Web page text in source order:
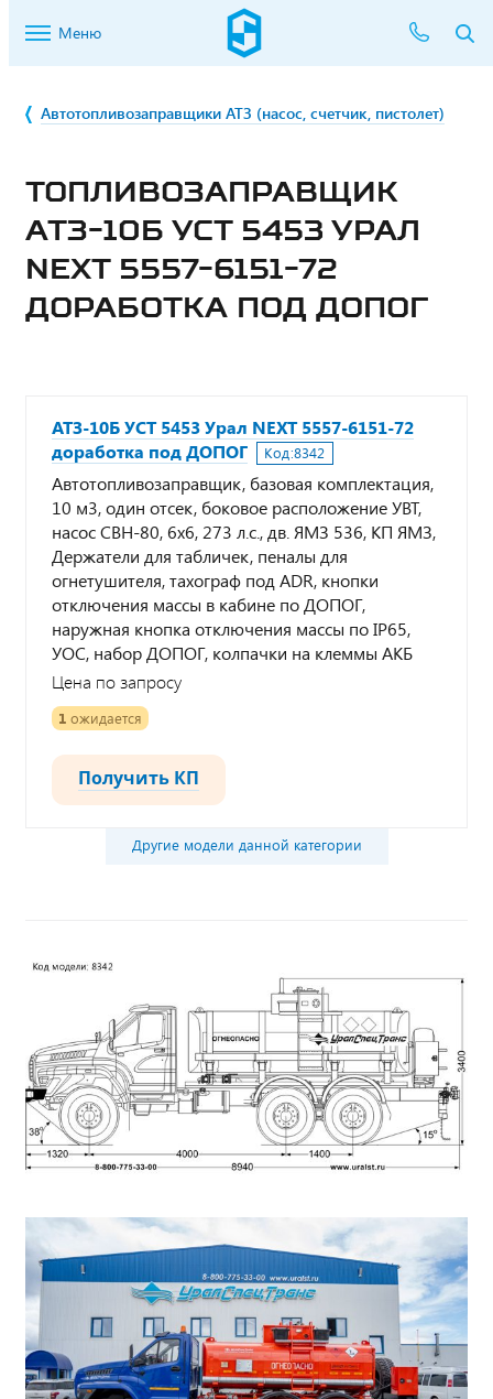
Меню
Автотопливозаправщики АТЗ (насос, счетчик, пистолет)
ТОПЛИВОЗАПРАВЩИК
АТЗ-10Б УСТ 5453 УРАЛ
NEXT 5557-6151-72
ДОРАБОТКА ПОД ДОПОГ
АТЗ-10Б УСТ 5453 Урал NEXT 5557-6151-72
доработка под ДОПОГ
Код:8342
Автотопливозаправщик, базовая комплектация,
10 м3, один отсек, боковое расположение УВТ,
насос СВН-80, 6х6, 273 л.с., дв. ЯМЗ 536, КП ЯМЗ,
Держатели для табличек, пеналы для
огнетушителя, тахограф под ADR, кнопки
отключения массы в кабине по ДОПОГ,
наружная кнопка отключения массы по IP65,
УОС, набор ДОПОГ, колпачки на клеммы АКБ
Цена по запросу
1 ожидается
Получить КП
Другие модели данной категории